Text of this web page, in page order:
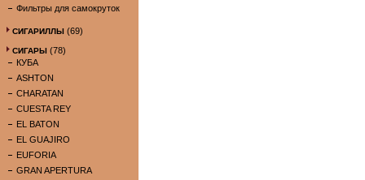
Фильтры для самокруток
СИГАРИЛЛЫ (69)
СИГАРЫ (78)
КУБА
ASHTON
CHARATAN
CUESTA REY
EL BATON
EL GUAJIRO
EUFORIA
GRAN APERTURA